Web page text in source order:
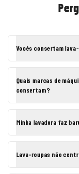
Vocês consertam
Quais marcas de
consertam?
Minha lavadora faz
Lava-roupas não